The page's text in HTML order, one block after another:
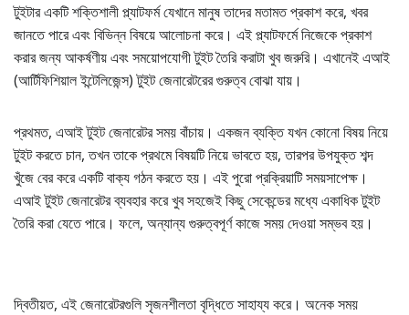
টুইটার একটি শক্তিশালী প্ল্যাটফর্ম যেখানে মানুষ তাদের মতামত প্রকাশ করে, খবর
জানতে পারে এবং বিভিন্ন বিষয়ে আলোচনা করে। এই প্ল্যাটফর্মে নিজেকে প্রকাশ
করার জন্য আকর্ষণীয় এবং সময়োপযোগী টুইট তৈরি করাটা খুব জরুরি। এখানেই এআই
(আর্টিফিশিয়াল ইন্টেলিজেন্স) টুইট জেনারেটরের গুরুত্ব বোঝা যায়।
প্রথমত, এআই টুইট জেনারেটর সময় বাঁচায়। একজন ব্যক্তি যখন কোনো বিষয় নিয়ে
টুইট করতে চান, তখন তাকে প্রথমে বিষয়টি নিয়ে ভাবতে হয়, তারপর উপযুক্ত শব্দ
খুঁজে বের করে একটি বাক্য গঠন করতে হয়। এই পুরো প্রক্রিয়াটি সময়সাপেক্ষ।
এআই টুইট জেনারেটর ব্যবহার করে খুব সহজেই কিছু সেকেন্ডের মধ্যে একাধিক টুইট
তৈরি করা যেতে পারে। ফলে, অন্যান্য গুরুত্বপূর্ণ কাজে সময় দেওয়া সম্ভব হয়।
দ্বিতীয়ত, এই জেনারেটরগুলি সৃজনশীলতা বৃদ্ধিতে সাহায্য করে। অনেক সময়